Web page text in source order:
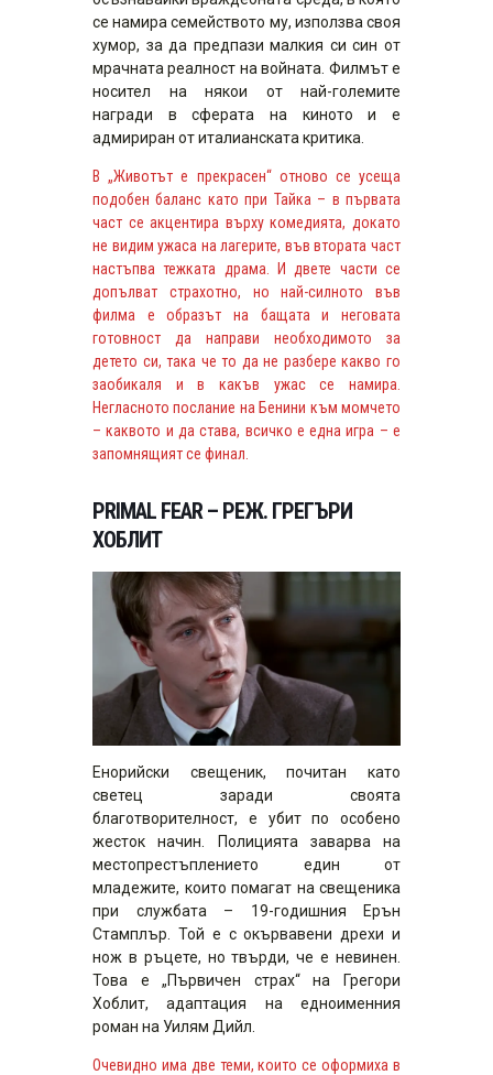
се намира семейството му, използва своя
хумор, за да предпази малкия си син от
мрачната реалност на войната. Филмът е
носител на някои от най-големите
награди в сферата на киното и е
адмириран от италианската критика.
В „Животът е прекрасен“ отново се усеща
подобен баланс като при Тайка – в първата
част се акцентира върху комедията, докато
не видим ужаса на лагерите, във втората част
настъпва тежката драма. И двете части се
допълват страхотно, но най-силното във
филма е образът на бащата и неговата
готовност да направи необходимото за
детето си, така че то да не разбере какво го
заобикаля и в какъв ужас се намира.
Негласното послание на Бенини към момчето
– каквото и да става, всичко е една игра – е
запомнящият се финал.
PRIMAL FEAR – РЕЖ. ГРЕГЪРИ
ХОБЛИТ
Енорийски свещеник, почитан като
светец заради своята
благотворителност, е убит по особено
жесток начин. Полицията заварва на
местопрестъплението един от
младежите, които помагат на свещеника
при службата – 19-годишния Ерън
Стамплър. Той е с окървавени дрехи и
нож в ръцете, но твърди, че е невинен.
Това е „Първичен страх“ на Грегори
Хоблит, адаптация на едноименния
роман на Уилям Дийл.
Очевидно има две теми, които се оформиха в